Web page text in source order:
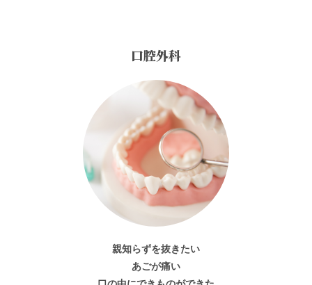
口腔外科
親知らずを抜きたい
あごが痛い